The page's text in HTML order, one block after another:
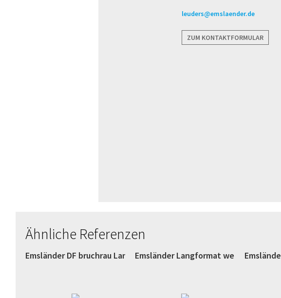
leuders@emslaender.de
ZUM KONTAKTFORMULAR
Ähnliche Referenzen
anthrazit (Bremen)
Emsländer DF bruchrau Langformat weiß (Verl)Emsländer Langformat weiß (Ahaus)